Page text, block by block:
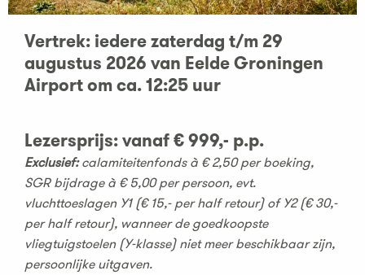
Vertrek: iedere zaterdag t/m 29
augustus 2026 van Eelde Groningen
Airport om ca. 12:25 uur
Lezersprijs:vanaf € 999,- p.p.
Exclusief:calamiteitenfonds à € 2,50 per boeking,
SGR bijdrage à € 5,00 per persoon, evt.
vluchttoeslagen Y1 (€ 15,- per half retour) of Y2 (€ 30,-
per half retour), wanneer de goedkoopste
vliegtuigstoelen (Y-klasse) niet meer beschikbaar zijn,
persoonlijke uitgaven.